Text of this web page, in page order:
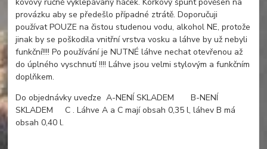
kovový ručně vyklepávaný háček. Korkový špunt pověšen na
provázku aby se předešlo případné ztrátě. Doporučuji
používat POUZE na čistou studenou vodu, alkohol NE, protože
jinak by se poškodila vnitřní vrstva vosku a láhve by už nebyli
funkční!!!! Po používání je NUTNÉ láhve nechat otevřenou až
do úplného vyschnutí !!!! Láhve jsou velmi stylovým a funkčním
doplňkem.
Do objednávky uveďze A-NENÍ SKLADEM B-NENÍ
SKLADEM C . Láhve A a C mají obsah 0,35 l, láhev B má
obsah 0,40 l.